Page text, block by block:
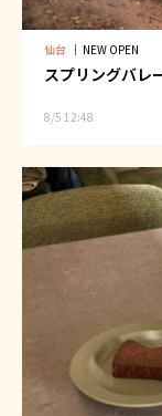
仙台 ｜ NEW OPEN
スプリングバレ
8/5 12:48